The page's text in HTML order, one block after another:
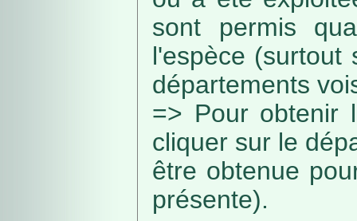
sont permis
l'espèce (surtout
départements
=> Pour obtenir
cliquer sur le
être obtenue
présente).